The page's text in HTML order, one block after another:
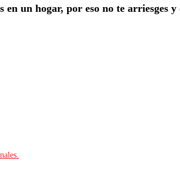
en un hogar, por eso no te arriesges